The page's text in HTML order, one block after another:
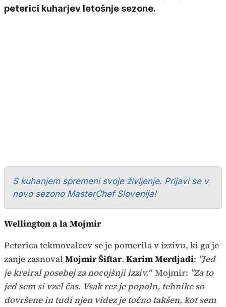
peterici kuharjev letošnje sezone.
S kuhanjem spremeni svoje življenje. Prijavi se v
novo sezono MasterChef Slovenija!
Wellington a la Mojmir
Peterica tekmovalcev se je pomerila v izzivu, ki ga je
zanje zasnoval Mojmir Šiftar. Karim Merdjadi: "Jed
je kreiral posebej za nocojšnji izziv." Mojmir: "Za to
jed sem si vzel čas. Vsak rez je popoln, tehnike so
dovršene in tudi njen videz je točno takšen, kot sem